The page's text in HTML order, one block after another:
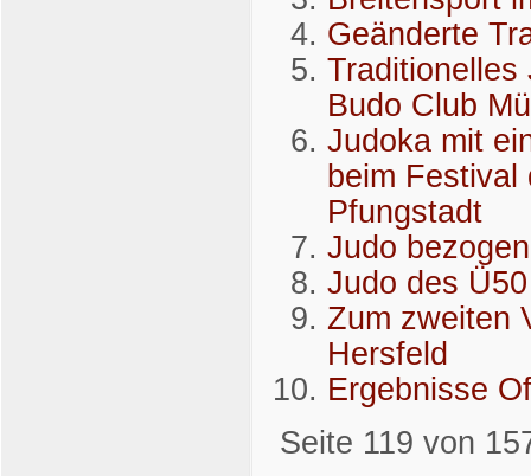
Geänderte
Traditionelles
Budo Club
Judoka mit
beim
Pfungstadt
Judo
Judo des
Zum zweiten
Hersfeld
Ergebnisse
Seite 119 von